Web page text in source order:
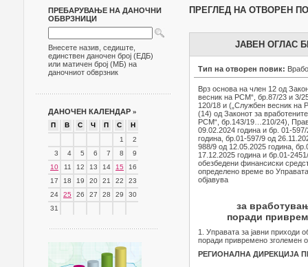
ПРЕБАРУВАЊЕ НА ДАНОЧНИ
ОБВРЗНИЦИ
Внесете назив, седиште,
единствен даночен број (ЕДБ)
или матичен број (МБ) на
даночниот обврзник
ДАНОЧЕН КАЛЕНДАР »
П В С Ч П С
Н
1
2
3
4 5 6 7 8
9
10
11 12 13 14 15
16
17
18 19 20 21 22
23
24
25 26 27 28 29
30
31
ПРЕГЛЕД НА ОТВОРЕН
ЈАВЕН ОГЛАС
Тип на отворен повик:
Врз основа на член 12 од
весник на РСМ“, бр.87/23 и 3/
120/18 и („Службен весник на
(14) од Законот за
РСМ“, бр.143/19…210/24),
09.02.2024 година и бр. 01-
година, бр.01-597/9 од
988/9 од 12.05.2025 година,
17.12.2025 година и бр.01-
обезбедени финансиски
определено време во
објавува
за
поради
1. Управата за јавни приходи
поради привремено зголемен
РЕГИОНАЛНА ДИРЕКЦИЈА